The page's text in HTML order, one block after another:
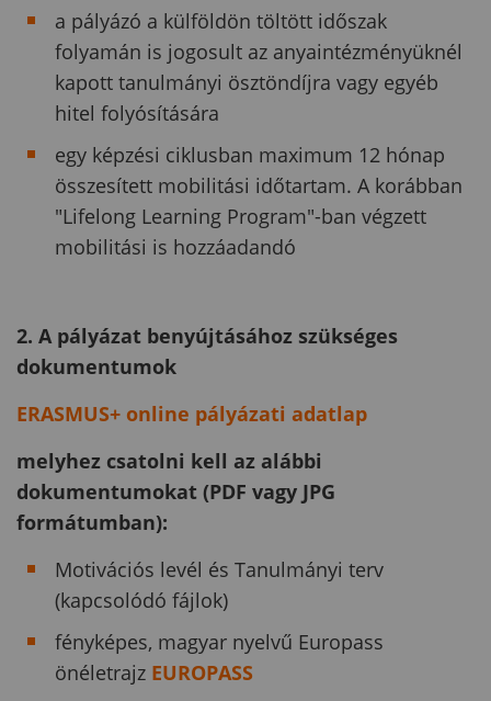
a pályázó a külföldön töltött időszak
folyamán is jogosult az anyaintézményüknél
kapott tanulmányi ösztöndíjra vagy egyéb
hitel folyósítására
egy képzési ciklusban maximum 12 hónap
összesített mobilitási időtartam. A korábban
"Lifelong Learning Program"-ban végzett
mobilitási is hozzáadandó
2. A pályázat benyújtásához szükséges
dokumentumok
ERASMUS+ online pályázati adatlap
melyhez csatolni kell az alábbi
dokumentumokat (PDF vagy JPG
formátumban):
Motivációs levél és Tanulmányi terv
(kapcsolódó fájlok)
fényképes, magyar nyelvű Europass
önéletrajz EUROPASS